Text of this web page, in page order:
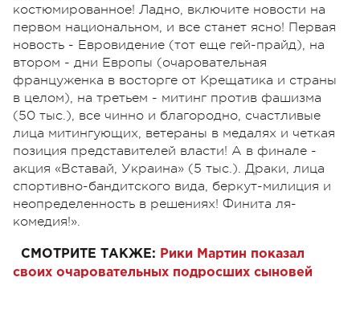
костюмированное! Ладно, включите новости на
первом национальном, и все станет ясно! Первая
новость - Евровидение (тот еще гей-прайд), на
втором - дни Европы (очаровательная
француженка в восторге от Крещатика и страны
в целом), на третьем - митинг против фашизма
(50 тыс.), все чинно и благородно, счастливые
лица митингующих, ветераны в медалях и четкая
позиция представителей власти! А в финале -
акция «Вставай, Украина» (5 тыс.). Драки, лица
спортивно-бандитского вида, беркут-милиция и
неопределенность в решениях! Финита ля-
комедия!».
СМОТРИТЕ ТАКЖЕ: Рики Мартин показал
своих очаровательных подросших сыновей